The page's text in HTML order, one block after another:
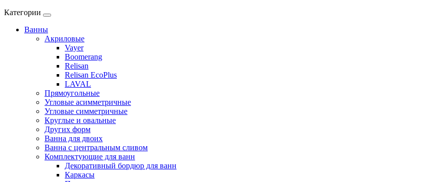
Категории
Ванны
Акриловые
Vayer
Boomerang
Relisan
Relisan EcoPlus
LAVAL
Прямоугольные
Угловые асимметричные
Угловые симметричные
Круглые и овальные
Других форм
Ванна для двоих
Ванна с центральным сливом
Комплектующие для ванн
Декоративный бордюр для ванн
Каркасы